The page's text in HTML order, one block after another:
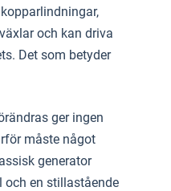
och kan driva
Det som betyder
ger ingen
måste något
generator
och en stillastående